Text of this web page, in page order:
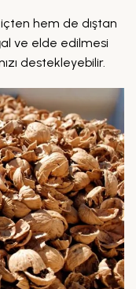
hem de dıştan
ve elde edilmesi
destekleyebilir.